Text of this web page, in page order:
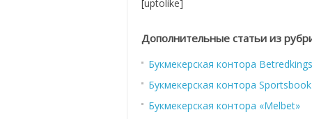
[uptolike]
Дополнительные статьи из
Букмекерская контора Betredkings
Букмекерская контора Sportsbook
Букмекерская контора «Melbet»